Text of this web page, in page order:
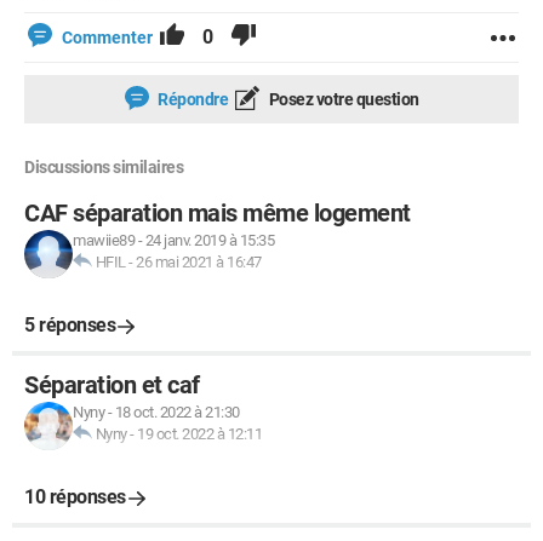
Commenter 0
Répondre Posez votre question
Discussions similaires
CAF séparation mais même logement
mawiie89-24 janv. 2019 à 15:35
HFIL-26 mai 2021 à 16:47
5 réponses
Séparation et caf
Nyny- 18 oct. 2022 à 21:30
Nyny- 19 oct. 2022 à 12:11
10 réponses